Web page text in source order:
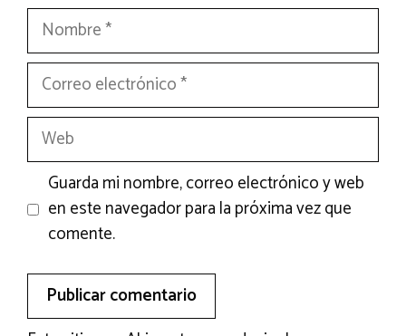
Nombre
Correo
electrónico
Web
Guarda mi nombre, correo electrónico y web
en este navegador para la próxima vez que
comente.